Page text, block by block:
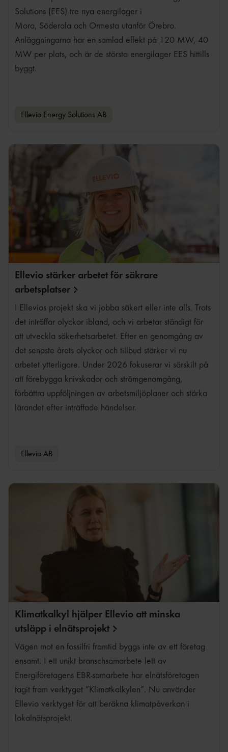
Solutions (EES) tre nya energilager i
Mora, Söderala och Ormesta utanför Örebro.
Anläggningarna har en samlad effekt på 120 MW, 40
MW per plats, och är de största energilager EES hittills
byggt.
Ellevio Energy Solutions AB
Ellevio stärker arbetet för säkrare
arbetsplatser
I Ellevios projekt ska vi jobba säkert eller inte alls. Trots
det inträffar olyckor ibland, och vi arbetar ständigt för
att utveckla säkerhetsarbetet. Efter en genomgång av
det senaste årets olyckor och tillbud stärker vi nu
arbetet ytterligare. Under 2026 fokuserar vi särskilt på
att förebygga knivskador och strömgenomgång,
förbättra uppföljningen av arbetsmiljöplaner och stärka
lärandet efter inträffade händelser.
Ellevio AB
Fredrik Karlsson
Klimatkalkyl hjälper Ellevio att minska
utsläpp i elnätsprojekt
Vägen mot en fossilfri framtid byggs inte av ett företag
ensamt. I ett unikt branschsamarbete lett av
Energiföretagens EBR-samarbete har elnätsföretagen
tagit fram verktyget ”Klimatkalkylen”. Nu använder
Ellevio verktyget för att beräkna klimatpåverkan i
lokalnätsprojekt.